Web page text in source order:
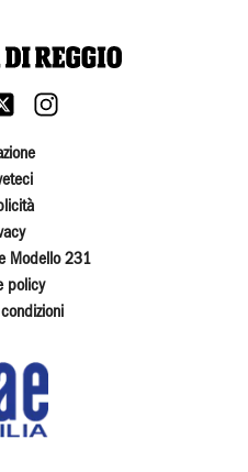
Modello 231
policy
condizioni